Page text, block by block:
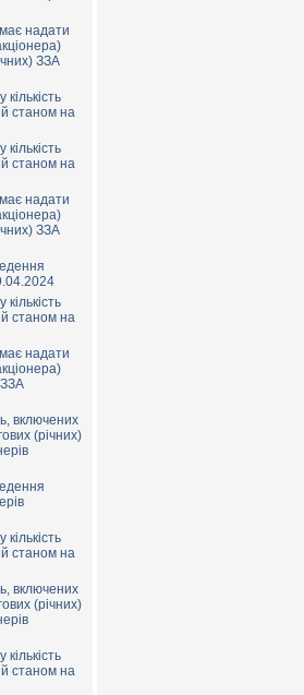
надати
ЗЗА
станом на
станом на
надати
ЗЗА
станом на
надати
ЗЗА
включених
(річних)
станом на
включених
(річних)
станом на